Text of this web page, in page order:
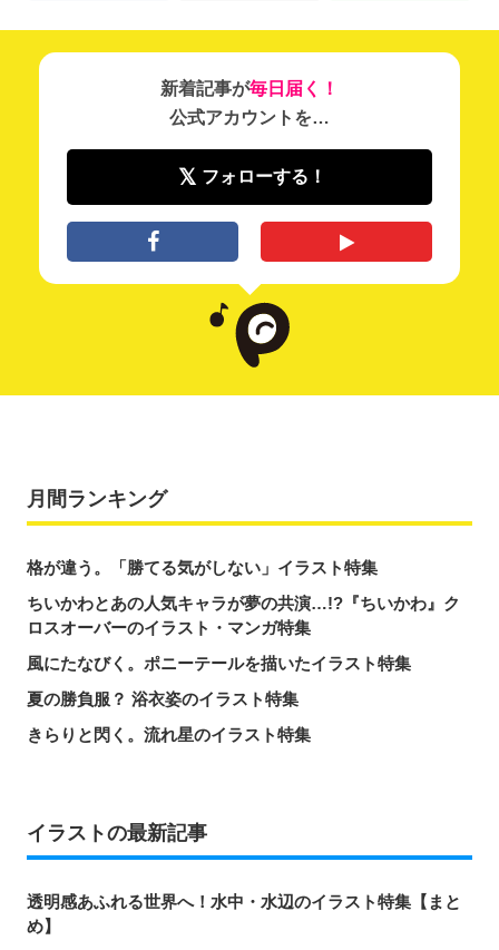
新着記事が毎日届く！
公式アカウントを…
フォローする！
月間ランキング
格が違う。「勝てる気がしない」イラスト特集
ちいかわとあの人気キャラが夢の共演…!?『ちいかわ』ク
ロスオーバーのイラスト・マンガ特集
風にたなびく。ポニーテールを描いたイラスト特集
夏の勝負服？ 浴衣姿のイラスト特集
きらりと閃く。流れ星のイラスト特集
イラストの最新記事
透明感あふれる世界へ！水中・水辺のイラスト特集【まと
め】